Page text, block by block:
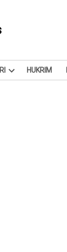
Open
HUKRIM